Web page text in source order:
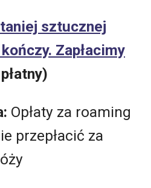
sztucznej
Zapłacimy
Opłaty za roaming
przepłacić za